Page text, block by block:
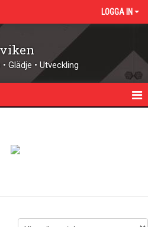
LOGGA IN
Glädje • Utveckling